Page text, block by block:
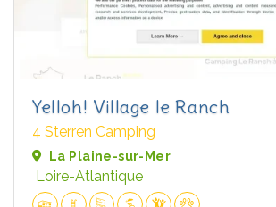
Yelloh! Village le Ranch
4 Sterren Camping
La Plaine-sur-Mer
Loire-Atlantique